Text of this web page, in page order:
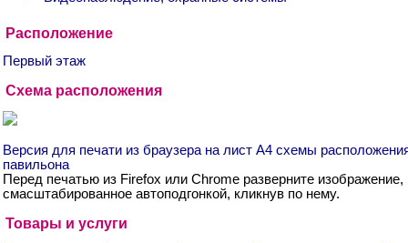
Расположение
Первый этаж
Схема расположения
Версия для печати из браузера на лист А4 схемы
павильона
Перед печатью из Firefox или Chrome разверните изображение,
смасштабированное автоподгонкой, кликнув по нему.
Товары и услуги